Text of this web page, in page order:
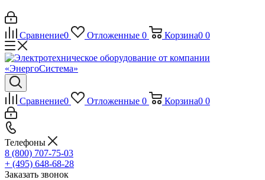
Сравнение0 Отложенные 0 Корзина0 0
Сравнение0 Отложенные 0 Корзина0 0
Телефоны
8 (800) 707-75-03
+ (495) 648-68-28
Заказать звонок